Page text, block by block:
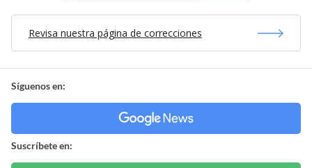
Revisa nuestra página de correcciones
Síguenos en:
Suscríbete en: